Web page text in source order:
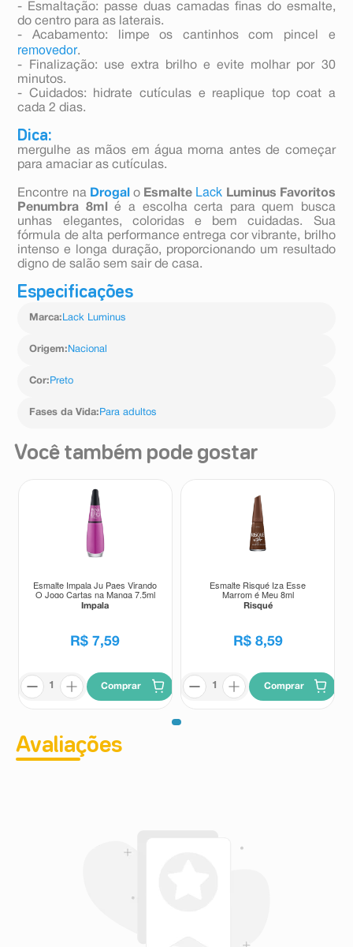
- Esmaltação: passe duas camadas finas do esmalte,
do centro para as laterais.
- Acabamento: limpe os cantinhos com pincel e
removedor.
- Finalização: use extra brilho e evite molhar por 30
minutos.
- Cuidados: hidrate cutículas e reaplique top coat a
cada 2 dias.
Dica:
mergulhe as mãos em água morna antes de começar
para amaciar as cutículas.
Encontre na Drogal o Esmalte Lack Luminus Favoritos
Penumbra 8ml
é a escolha certa para quem busca
unhas elegantes, coloridas e bem cuidadas. Sua
fórmula de alta performance entrega cor vibrante, brilho
intenso e longa duração, proporcionando um resultado
digno de salão sem sair de casa.
Especificações
Marca: Lack Luminus
Origem: Nacional
Cor: Preto
Fases da Vida: Para adultos
Você também pode gostar
Esmalte Impala Ju Paes Virando
O Jogo Cartas na Manga 7,5ml
Impala
R$ 7,59
Comprar
Esmalte Risqué Iza Esse
Marrom é Meu 8ml
Risqué
R$ 8,59
Comprar
Avaliações